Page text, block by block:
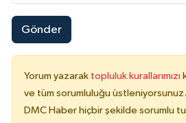
Gönder
Yorum yazarak topluluk kurallarımızı
ve tüm sorumluluğu
DMC Haber hiçbir şekilde sorumlu